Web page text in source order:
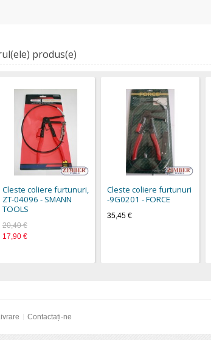
produs(e)
Cleste coliere furtunuri,
ZT-04096 - SMANN
TOOLS
20,40 €
17,90 €
Cleste coliere furtunuri
-9G0201 - FORCE
35,45 €
Contactați-ne